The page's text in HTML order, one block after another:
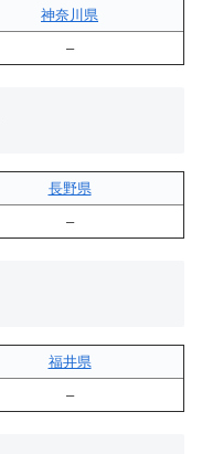
神奈川県
–
長野県
–
福井県
–